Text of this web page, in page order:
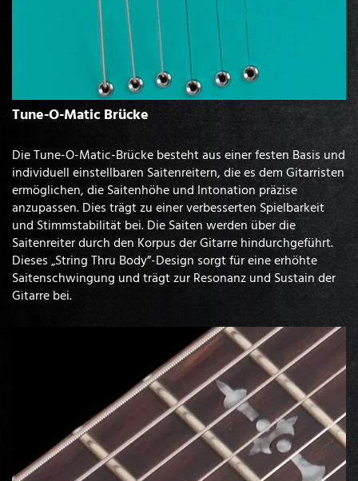
Tune-O-Matic Brücke
Die Tune-O-Matic-Brücke besteht aus einer festen Basis und
individuell einstellbaren Saitenreitern, die es dem Gitarristen
ermöglichen, die Saitenhöhe und Intonation präzise
anzupassen. Dies trägt zu einer verbesserten Spielbarkeit
und Stimmstabilität bei. Die Saiten werden über die
Saitenreiter durch den Korpus der Gitarre hindurchgeführt.
Dieses „String Thru Body”-Design sorgt für eine erhöhte
Saitenschwingung und trägt zur Resonanz und Sustain der
Gitarre bei.